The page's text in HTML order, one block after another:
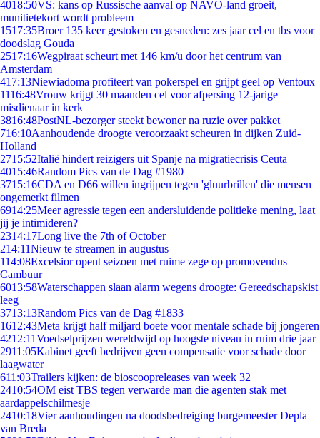
4018:50VS: kans op Russische aanval op NAVO-land groeit,
munitietekort wordt probleem
1517:35Broer 135 keer gestoken en gesneden: zes jaar cel en tbs voor
doodslag Gouda
2517:16Wegpiraat scheurt met 146 km/u door het centrum van
Amsterdam
417:13Niewiadoma profiteert van pokerspel en grijpt geel op Ventoux
1116:48Vrouw krijgt 30 maanden cel voor afpersing 12-jarige
misdienaar in kerk
3816:48PostNL-bezorger steekt bewoner na ruzie over pakket
716:10Aanhoudende droogte veroorzaakt scheuren in dijken Zuid-
Holland
2715:52Italië hindert reizigers uit Spanje na migratiecrisis Ceuta
4015:46Random Pics van de Dag #1980
3715:16CDA en D66 willen ingrijpen tegen 'gluurbrillen' die mensen
ongemerkt filmen
6914:25Meer agressie tegen een andersluidende politieke mening, laat
jij je intimideren?
2314:17Long live the 7th of October
214:11Nieuw te streamen in augustus
114:08Excelsior opent seizoen met ruime zege op promovendus
Cambuur
6013:58Waterschappen slaan alarm wegens droogte: Gereedschapskist
leeg
3713:13Random Pics van de Dag #1833
1612:43Meta krijgt half miljard boete voor mentale schade bij jongeren
4212:11Voedselprijzen wereldwijd op hoogste niveau in ruim drie jaar
2911:05Kabinet geeft bedrijven geen compensatie voor schade door
laagwater
611:03Trailers kijken: de bioscoopreleases van week 32
2410:54OM eist TBS tegen verwarde man die agenten stak met
aardappelschilmesje
2410:18Vier aanhoudingen na doodsbedreiging burgemeester Depla
van Breda